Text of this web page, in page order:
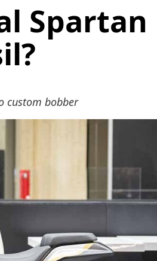
Spartan
custom bobber